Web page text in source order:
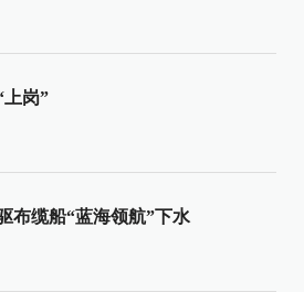
上岗”
布缆船“蓝海领航”下水